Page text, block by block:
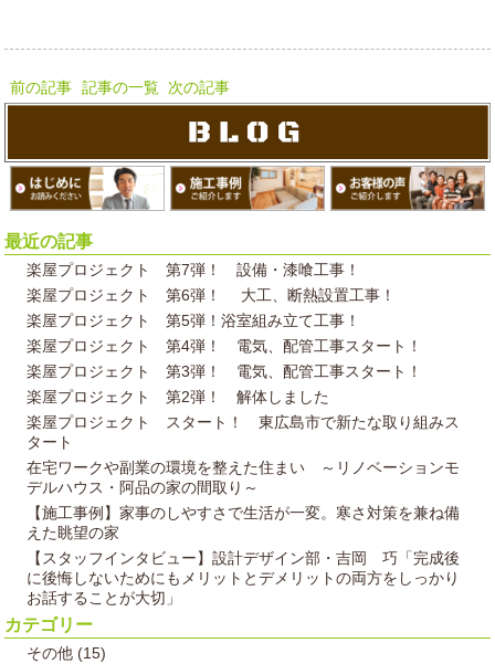
前の記事 記事の一覧 次の記事
最近の記事
楽屋プロジェクト 第7弾！ 設備・漆喰工事！
楽屋プロジェクト 第6弾！ 大工、断熱設置工事！
楽屋プロジェクト 第5弾！浴室組み立て工事！
楽屋プロジェクト 第4弾！ 電気、配管工事スタート！
楽屋プロジェクト 第3弾！ 電気、配管工事スタート！
楽屋プロジェクト 第2弾！ 解体しました
楽屋プロジェクト スタート！ 東広島市で新たな取り組みス
タート
在宅ワークや副業の環境を整えた住まい ～リノベーションモ
デルハウス・阿品の家の間取り～
【施工事例】家事のしやすさで生活が一変。寒さ対策を兼ね備
えた眺望の家
【スタッフインタビュー】設計デザイン部・吉岡 巧「完成後
に後悔しないためにもメリットとデメリットの両方をしっかり
お話することが大切」
カテゴリー
その他 (15)